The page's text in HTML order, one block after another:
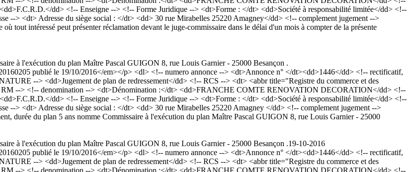
dd> <!-- Enseigne --> <!-- Forme Juridique --> <dt>Forme : </dt> <dd>Société à responsabilité limitée</dd> <!--
> <dt> Adresse du siège social : </dt> <dd> 30 rue Mirabelles 25220 Amagney</dd> <!-- complement jugement -->
tout intéressé peut présenter réclamation devant le juge-commissaire dans le délai d'un mois à compter de la présente
à l'exécution du plan Maître Pascal GUIGON 8, rue Louis Garnier - 25000 Besançon .
publié le 19/10/2016</em></p> <dl> <!-- numero annonce --> <dt>Annonce n° </dt><dd>1446</dd> <!-- rectificatif,
--> <dd>Jugement de plan de redressement</dd> <!-- RCS --> <dt> <abbr title="Registre du commerce et des
RM --> <!-- denomination --> <dt>Dénomination :</dt> <dd>FRANCHE COMTE RENOVATION DECORATION</dd> <!--
dd> <!-- Enseigne --> <!-- Forme Juridique --> <dt>Forme : </dt> <dd>Société à responsabilité limitée</dd> <!--
> <dt> Adresse du siège social : </dt> <dd> 30 rue Mirabelles 25220 Amagney </dd> <!-- complement jugement -->
durée du plan 5 ans nomme Commissaire à l'exécution du plan Maître Pascal GUIGON 8, rue Louis Garnier - 25000
à l'exécution du plan Maître Pascal GUIGON 8, rue Louis Garnier - 25000 Besançon .19-10-2016
publié le 19/10/2016</em></p> <dl> <!-- numero annonce --> <dt>Annonce n° </dt><dd>1446</dd> <!-- rectificatif,
--> <dd>Jugement de plan de redressement</dd> <!-- RCS --> <dt> <abbr title="Registre du commerce et des
RM --> <!-- denomination --> <dt>Dénomination :</dt> <dd>FRANCHE COMTE RENOVATION DECORATION</dd> <!--